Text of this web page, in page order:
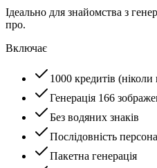
Ідеально для знайомства з
про.
Включає
1000 кредитів
Генерація 166
Без водяних знаків
Послідовність
Пакетна генерація